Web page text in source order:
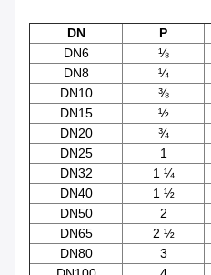
DN Ρ
DN6
⅛
DN8
¼
DN10
⅜
DN15
½
DN20
¾
DN25
1
DN32
1 ¼
DN40
1 ½
DN50
2
DN65
2 ½
DN80
3